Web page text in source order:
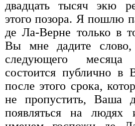
двадцать тысяч экю
этого позора. Я пошлю
де Ла-Верне только в
Вы мне дадите слово,
следующего
состоится публично в
после этого срока,
не пропустить, Ваша
появляться на людях